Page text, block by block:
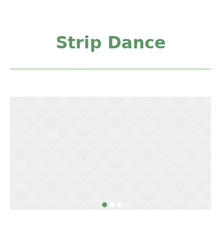
Strip Dance